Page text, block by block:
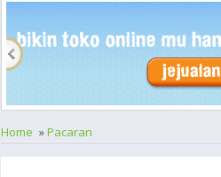
Home »Pacaran